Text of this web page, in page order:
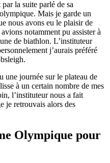
la suite parlé de sa
Mais je garde un
nous avons eu le plaisir de
notamment pu assister à
de biathlon. L’instituteur
j’aurais préféré
une journée sur le plateau de
à un certain nombre de mes
l’instituteur nous a fait
je retrouvais alors des
Olympique pour